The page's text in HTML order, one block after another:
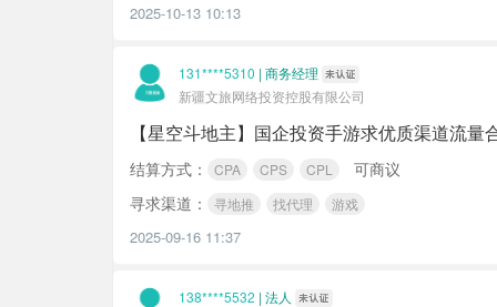
2025-10-13 10:13
131****5310 | 商务经理
新疆文旅网络投资控股有限公司
【星空斗地主】国企投资手游求优质渠道流量
结算方式： CPA CPS CPL
可商议
寻求渠道：
寻地推 找代理 游戏
2025-09-16 11:37
138****5532 | 法人